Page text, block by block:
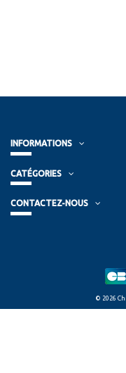
INFORMATIONS
CATÉGORIES
CONTACTEZ-NOUS
© 2026